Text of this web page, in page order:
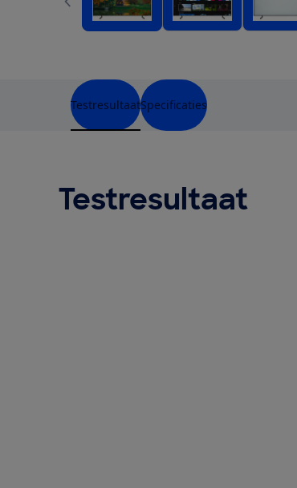
TestresultaatSpecificaties
Testresultaat